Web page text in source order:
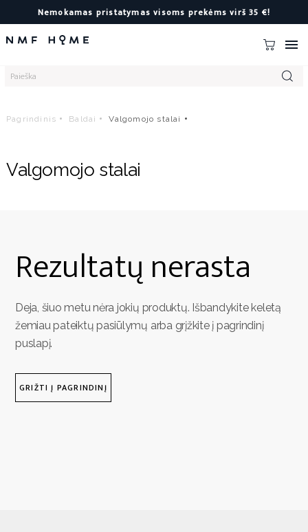
Nemokamas pristatymas visoms prekėms virš 35 €!

Pagrindinis Baldai Valgomojo stalai
Valgomojo stalai
Rezultatų nerasta
Deja, šiuo metu nėra jokių produktų. Išbandykite keletą
žemiau pateiktų pasiūlymų arba grįžkite į pagrindinį
puslapį.
GRIŽTI Į PAGRINDINĮ